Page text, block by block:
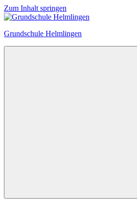
Zum Inhalt springen
Grundschule Helmlingen